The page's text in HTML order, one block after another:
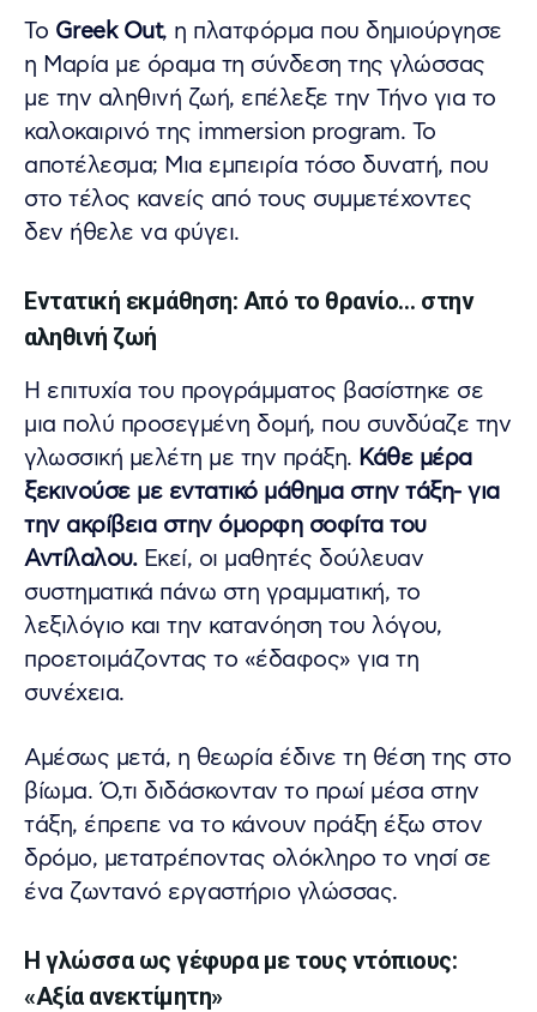
Το Greek Out, η πλατφόρμα που δημιούργησε
η Μαρία με όραμα τη σύνδεση της γλώσσας
με την αληθινή ζωή, επέλεξε την Τήνο για το
καλοκαιρινό της immersion program. Το
αποτέλεσμα; Μια εμπειρία τόσο δυνατή, που
στο τέλος κανείς από τους συμμετέχοντες
δεν ήθελε να φύγει.
Εντατική εκμάθηση: Από το θρανίο… στην
αληθινή ζωή
Η επιτυχία του προγράμματος βασίστηκε σε
μια πολύ προσεγμένη δομή, που συνδύαζε την
γλωσσική μελέτη με την πράξη. Κάθε μέρα
ξεκινούσε με εντατικό μάθημα στην τάξη- για
την ακρίβεια στην όμορφη σοφίτα του
Αντίλαλου.Εκεί, οι μαθητές δούλευαν
συστηματικά πάνω στη γραμματική, το
λεξιλόγιο και την κατανόηση του λόγου,
προετοιμάζοντας το «έδαφος» για τη
συνέχεια.
Αμέσως μετά, η θεωρία έδινε τη θέση της στο
βίωμα. Ό,τι διδάσκονταν το πρωί μέσα στην
τάξη, έπρεπε να το κάνουν πράξη έξω στον
δρόμο, μετατρέποντας ολόκληρο το νησί σε
ένα ζωντανό εργαστήριο γλώσσας.
Η γλώσσα ως γέφυρα με τους ντόπιους:
«Αξία ανεκτίμητη»